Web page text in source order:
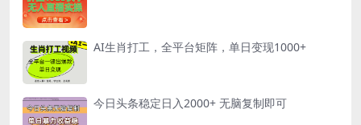
AI生肖打工，全平台矩阵，单日变现1000+
今日头条稳定日入2000+ 无脑复制即可